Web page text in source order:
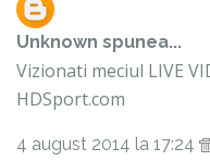
Unknown spunea...
Vizionati meciul LIVE
HDSport.com
4 august 2014 la 17:24